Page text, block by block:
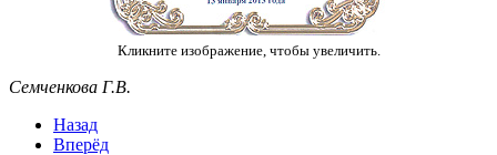
Кликните изображение, чтобы увеличить.
Семченкова Г.В.
Назад
Вперёд